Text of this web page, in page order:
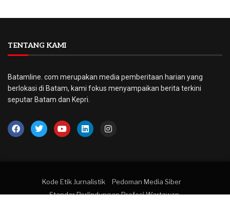
TENTANG KAMI
Batamline. com merupakan media pemberitaan harian yang
berlokasi di Batam, kami fokus menyampaikan berita terkini
seputar Batam dan Kepri.
Kode Etik Jurnalistik
Pedoman Media Siber
Standar Perlindungan Profesi Wartawan